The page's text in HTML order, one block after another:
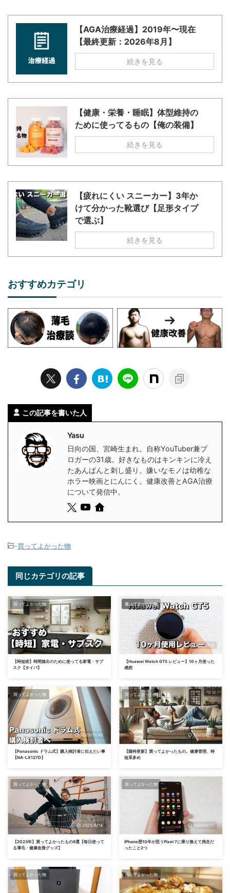
【AGA治療経過】2019年〜現在
【最終更新：2026年8月】
続きを見る
【健康・栄養・睡眠】体型維持の
ために使ってるもの【俺の装備】
続きを見る
【疲れにくい スニーカー】3年か
けて分かった靴選び【足形タイプ
で選ぶ】
続きを見る
おすすめカテゴリ
この記事を書いた人
Yasu
日向の国、宮崎生まれ。自称YouTuber兼ブ
ロガーの31歳。好きなものはキンキンに冷え
たあんぱんと刺し盛り。嫌いなモノは幼稚な
ホラー映画とにんにく。健康改善とAGA治療
について発信中。
-買ってよかった物
同じカテゴリの記事
買ってよかった物
2025/12/5
【時短術】時間捻出のために使ってる家電・サブ
スク【タイパ】
健康改善
買ってよかった物
2025/9/4
【Huawei Watch GT5 レビュー】10ヶ月使った
感想
買ってよかった物
2025/11/30
【Panasonic ドラム式】購入検討者に伝えたい事
【NA-LX127D】
買ってよかった物
2025/8/13
【随時更新】買ってよかったもの。健康管理、時
短系多め
買ってよかった物
2025/8/14
【2023年】買ってよかったもの8選【毎日使って
る薄毛・健康改善グッズ】
買ってよかった物
2025/8/17
iPhone歴10年が思うPixel 7に乗り換えて残念だ
ったこと2つ
買ってよかった物 買ってよかった物